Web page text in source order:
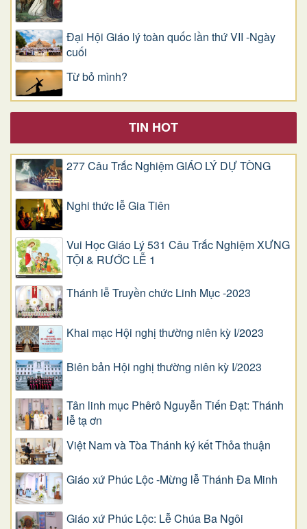
Đại Hội Giáo lý toàn quốc lần thứ VII -Ngày
cuối
Từ bỏ mình?
TIN HOT
277 Câu Trắc Nghiệm GIÁO LÝ DỰ TÒNG
Nghi thức lễ Gia Tiên
Vui Học Giáo Lý 531 Câu Trắc Nghiệm XƯNG
TỘI & RƯỚC LỄ 1
Thánh lễ Truyền chức Linh Mục -2023
Khai mạc Hội nghị thường niên kỳ I/2023
Biên bản Hội nghị thường niên kỳ I/2023
Tân linh mục Phêrô Nguyễn Tiến Đạt: Thánh
lễ tạ ơn
Việt Nam và Tòa Thánh ký kết Thỏa thuận
Giáo xứ Phúc Lộc -Mừng lễ Thánh Đa Minh
Giáo xứ Phúc Lộc: Lễ Chúa Ba Ngôi